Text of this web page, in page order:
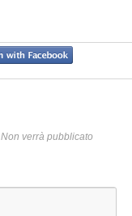
Non verrà pubblicato